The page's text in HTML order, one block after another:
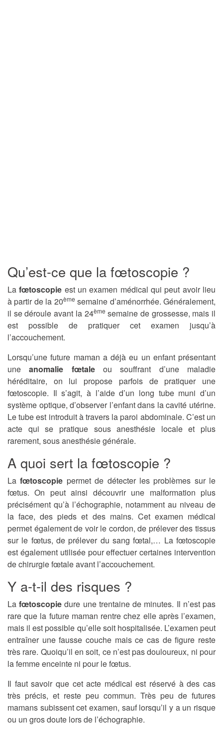
Qu’est-ce que la fœtoscopie ?
Lafœtoscopie est un examen médical qui peut avoir lieu
à partir de la 20ème semaine d’aménorrhée. Généralement,
il se déroule avant la 24ème semaine de grossesse, mais il
est possible de pratiquer cet examen jusqu’à
l’accouchement.
Lorsqu’une future maman a déjà eu un enfant présentant
une anomalie fœtaleou souffrant d’une maladie
héréditaire, on lui propose parfois de pratiquer une
fœtoscopie. Il s’agit, à l’aide d’un long tube muni d’un
système optique, d’observer l’enfant dans la cavité utérine.
Le tube est introduit à travers la paroi abdominale. C’est un
acte qui se pratique sous anesthésie locale et plus
rarement, sous anesthésie générale.
A quoi sert la fœtoscopie ?
Lafœtoscopie permet de détecter les problèmes sur le
fœtus. On peut ainsi découvrir une malformation plus
précisément qu’à l’échographie, notamment au niveau de
la face, des pieds et des mains. Cet examen médical
permet également de voir le cordon, de prélever des tissus
sur le fœtus, de prélever du sang fœtal,… La fœtoscopie
est également utilisée pour effectuer certaines intervention
de chirurgie fœtale avant l’accouchement.
Y a-t-il des risques ?
Lafœtoscopiedure une trentaine de minutes. Il n’est pas
rare que la future maman rentre chez elle après l’examen,
mais il est possible qu’elle soit hospitalisée. L’examen peut
entraîner une fausse couche mais ce cas de figure reste
très rare. Quoiqu’il en soit, ce n’est pas douloureux, ni pour
la femme enceinte ni pour le fœtus.
Il faut savoir que cet acte médical est réservé à des cas
très précis, et reste peu commun. Très peu de futures
mamans subissent cet examen, sauf lorsqu’il y a un risque
ou un gros doute lors de l’échographie.